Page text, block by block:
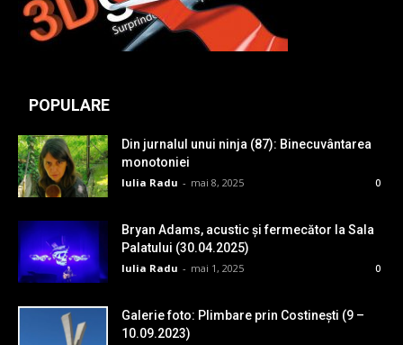
POPULARE
Din jurnalul unui ninja (87): Binecuvântarea
monotoniei
Iulia Radu - mai 8, 2025 0
Bryan Adams, acustic și fermecător la Sala
Palatului (30.04.2025)
Iulia Radu - mai 1, 2025 0
Galerie foto: Plimbare prin Costinești (9 –
10.09.2023)